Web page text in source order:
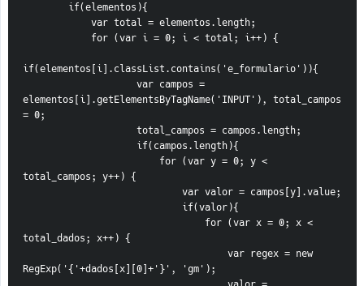
        if(elementos){
            var total = elementos.length;
            for (var i = 0; i < total; i++) {
if(elementos[i].classList.contains('e_formulario')){
elementos[i].getElementsByTagName('INPUT'), total_campos
= 0;
                    total_campos = campos.length;
                    if(campos.length){
total_campos; y++) {
                            var valor = campos[y].value;
                            if(valor){
total_dados; x++) {
RegExp('{'+dados[x][0]+'}', 'gm');